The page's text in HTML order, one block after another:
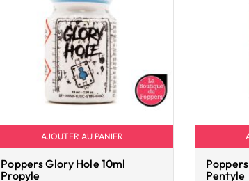
AJOUTER AU PANIER
Poppers Glory Hole 10ml
Propyle
Pentyle